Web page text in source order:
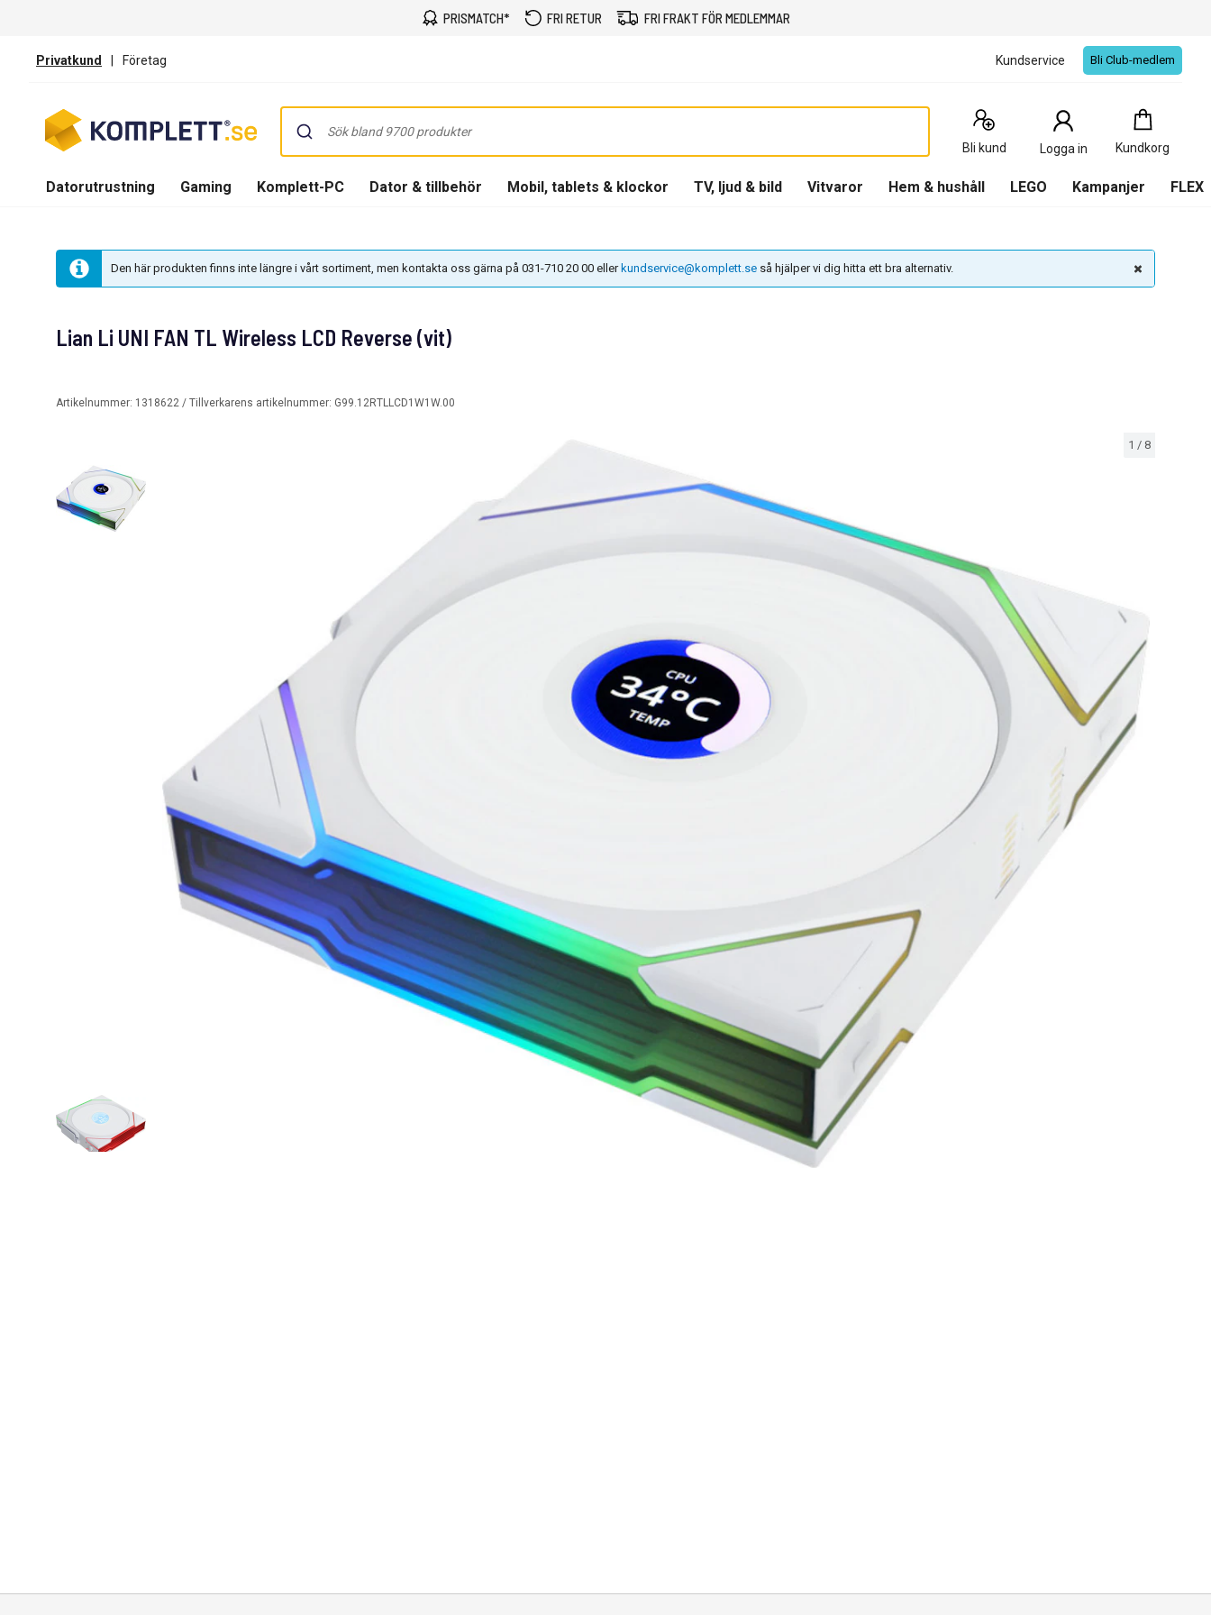
PRISMATCH* FRI RETUR FRI FRAKT FÖR MEDLEMMAR
Privatkund | Företag Kundservice Bli Club-medlem
Bli kund Logga in Kundkorg
Kundkorg
0
Produkter
Datorutrustning Gaming Komplett-PC Dator & tillbehör Mobil, tablets & klockor TV, ljud & bild Vitvaror Hem & hushåll LEGO Kampanjer FLEX
Den här produkten finns inte längre i vårt sortiment, men kontakta oss gärna på 031-710 20 00 eller kundservice@komplett.se så hjälper vi dig hitta ett bra alternativ.
1 / 8
Lian Li UNI FAN TL Wireless LCD Reverse (vit)
Artikelnummer: 1318622 / Tillverkarens artikelnummer: G99.12RTLLCD1W1W.00